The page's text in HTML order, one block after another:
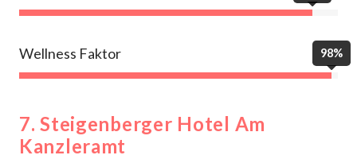
Wellness Faktor 98%
7. Steigenberger Hotel Am
Kanzleramt